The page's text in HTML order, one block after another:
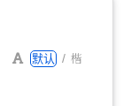
默认 / 楷